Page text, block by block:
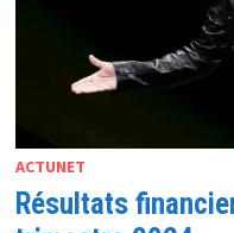
ACTUNET
Résultats